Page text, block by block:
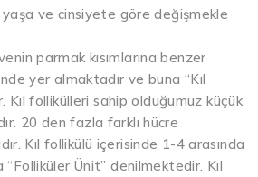
yaşa ve cinsiyete göre değişmekle
parmak kısımlarına benzer
yer almaktadır ve buna “Kıl
Kıl follikülleri sahip olduğumuz küçük
20 den fazla farklı hücre
Kıl follikülü içerisinde 1-4 arasında
Ünit” denilmektedir. Kıl